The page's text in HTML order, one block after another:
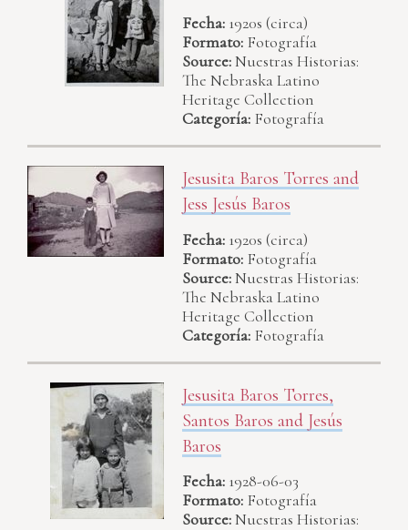
Fecha: 1920s (circa)
Formato: Fotografía
Source:Nuestras Historias:
The Nebraska Latino
Heritage Collection
Categoría: Fotografía
Jesusita Baros Torres and
Jess Jesús Baros
Fecha: 1920s (circa)
Formato: Fotografía
Source:Nuestras Historias:
The Nebraska Latino
Heritage Collection
Categoría: Fotografía
Jesusita Baros Torres,
Santos Baros and Jesús
Baros
Fecha: 1928-06-03
Formato: Fotografía
Source:Nuestras Historias: